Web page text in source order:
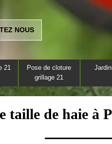
NOUS
21
Pose de cloture
grillage 21
taille de haie à